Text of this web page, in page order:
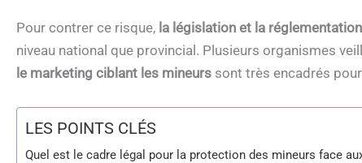
Pour contrer ce risque, la législation et la réglementation
niveau national que provincial. Plusieurs organismes
le marketing ciblant les mineurs sont très encadrés
LES POINTS CLÉS
Quel est le cadre légal pour la protection des mineurs face